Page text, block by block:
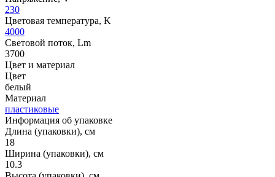
230
Цветовая температура, K
4000
Световой поток, Lm
3700
Цвет и материал
Цвет
белый
Материал
пластиковые
Информация об упаковке
Длина (упаковки), см
18
Ширина (упаковки), см
10.3